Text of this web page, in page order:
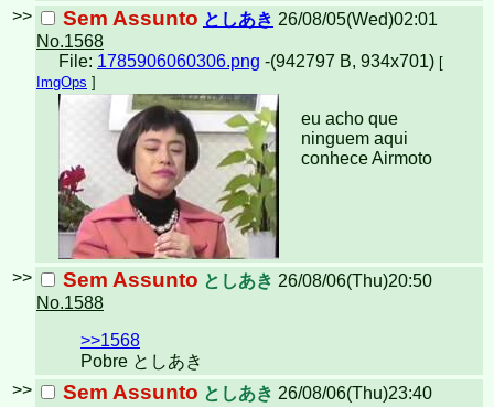
>>
Sem Assunto としあき 26/08/05(Wed)02:01
No.1568
File: 1785906060306.png -(942797 B, 934x701) [
ImgOps ]
eu acho que
ninguem aqui
conhece Airmoto
>> Sem Assunto としあき 26/08/06(Thu)20:50
No.1588
>>1568
Pobre としあき
>>
Sem Assunto としあき 26/08/06(Thu)23:40